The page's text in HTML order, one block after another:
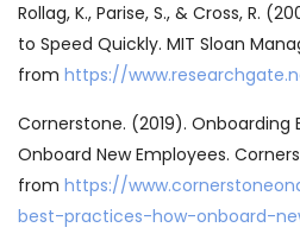
Rollag, K., Parise, S., & Cross, R.
to Speed Quickly. MIT Sloan
from https://
Cornerstone. (2019). Onboarding
Onboard New Employees.
from https://
best-practices-how-onboard-